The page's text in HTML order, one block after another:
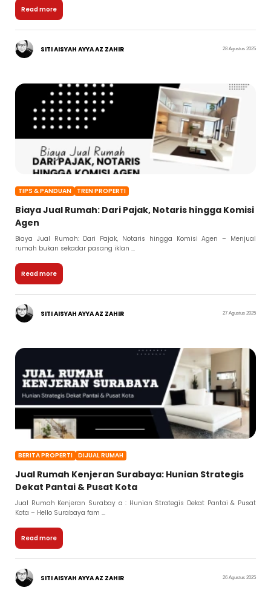
Read more
SITI AISYAH AYYA AZ ZAHIR 28 Agustus 2025
TIPS & PANDUAN TREN PROPERTI
Biaya Jual Rumah: Dari Pajak, Notaris hingga Komisi
Agen
Biaya Jual Rumah: Dari Pajak, Notaris hingga Komisi Agen – Menjual
rumah bukan sekadar pasang iklan ...
Read more
SITI AISYAH AYYA AZ ZAHIR 27 Agustus 2025
BERITA PROPERTI DIJUAL RUMAH
Jual Rumah Kenjeran Surabaya: Hunian Strategis
Dekat Pantai & Pusat Kota
Jual Rumah Kenjeran Surabay a : Hunian Strategis Dekat Pantai & Pusat
Kota – Hello Surabaya fam ...
Read more
SITI AISYAH AYYA AZ ZAHIR 26 Agustus 2025